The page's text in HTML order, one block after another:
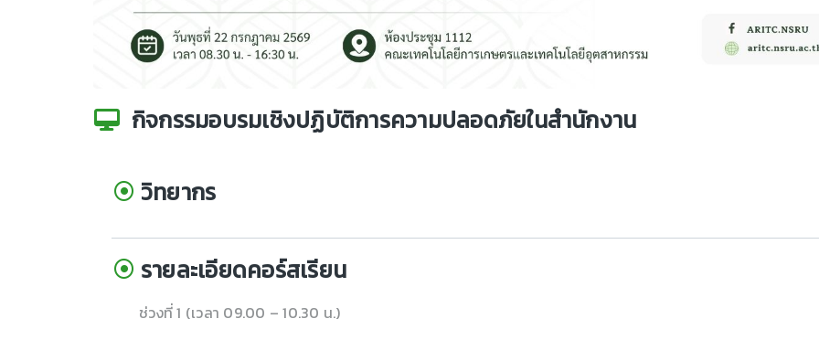
กิจกรรมอบรมเชิงปฏิบัติการความปลอดภัยในสำนักงาน
วิทยากร
รายละเอียดคอร์สเรียน
ช่วงที่ 1 (เวลา 09.00 – 10.30 น.)